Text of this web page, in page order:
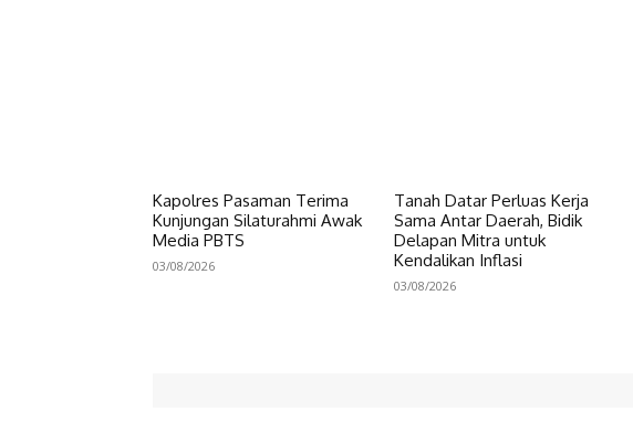
Kapolres Pasaman Terima
Kunjungan Silaturahmi Awak
Media PBTS
03/08/2026
Tanah Datar Perluas Kerja
Sama Antar Daerah, Bidik
Delapan Mitra untuk
Kendalikan Inflasi
03/08/2026